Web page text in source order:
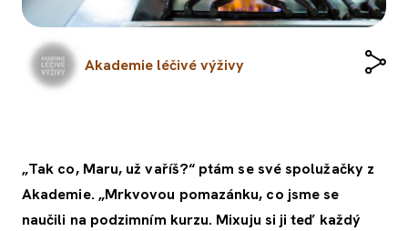
Akademie léčivé výživy
„Tak co, Maru, už vaříš?“ ptám se své spolužačky z
Akademie. „Mrkvovou pomazánku, co jsme se
naučili na podzimním kurzu. Mixuju si ji teď každý